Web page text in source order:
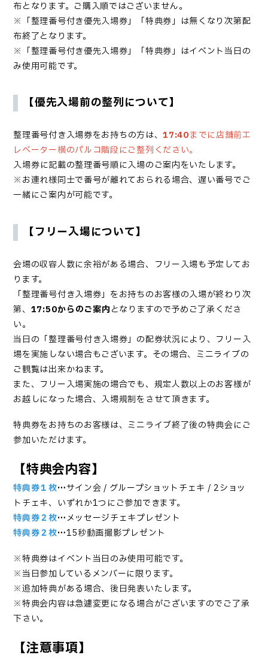
布となります。ご購入順ではございません。
※「整理番号付き優先入場券」「特典券」は無くなり次第配
布終了となります。
※「整理番号付き優先入場券」「特典券」はイベント当日の
み使用可能です。
【優先入場前の整列について】
整理番号付き入場券をお持ちの方は、17:40までに店舗前エ
レベーター横のパルコ階段にご整列ください。
入場券に記載の整理番号順に入場のご案内をいたします。
※お連れ様同士で番号が離れておられる場合、遅い番号でご
一緒にご案内が可能です。
【フリー入場について】
会場の収容人数に余裕がある場合、フリー入場も予定してお
ります。
「整理番号付き入場券」をお持ちのお客様の入場が終わり次
第、 17:50からのご案内となりますので予めご了承くださ
い。
当日の「整理番号付き入場券」の配券状況により、フリー入
場を実施しない場合もございます。その場合、ミニライブの
ご観覧は出来かねます。
また、フリー入場実施の場合でも、規定人数以上のお客様が
お越しになった場合、入場規制をさせて頂きます。
特典券をお持ちのお客様は、ミニライブ終了後の特典会にご
参加いただけます。
【特典会内容】
特典券１枚…サイン会 / グループショットチェキ / 2ショッ
トチェキ、いずれか1つにご参加できます。
特典券２枚…メッセージチェキプレゼント
特典券２枚…15秒動画撮影プレゼント
※特典券はイベント当日のみ使用可能です。
※当日参加しているメンバーに限ります。
※追加特典がある場合、後日発表いたします。
※特典会内容は急遽変更になる場合がございますのでご了承
下さい。
【注意事項】